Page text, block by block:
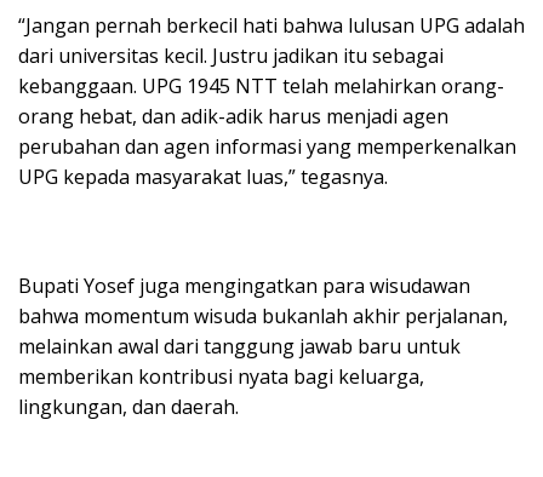
“Jangan pernah berkecil hati bahwa lulusan UPG adalah
dari universitas kecil. Justru jadikan itu sebagai
kebanggaan. UPG 1945 NTT telah melahirkan orang-
orang hebat, dan adik-adik harus menjadi agen
perubahan dan agen informasi yang memperkenalkan
UPG kepada masyarakat luas,” tegasnya.
Bupati Yosef juga mengingatkan para wisudawan
bahwa momentum wisuda bukanlah akhir perjalanan,
melainkan awal dari tanggung jawab baru untuk
memberikan kontribusi nyata bagi keluarga,
lingkungan, dan daerah.